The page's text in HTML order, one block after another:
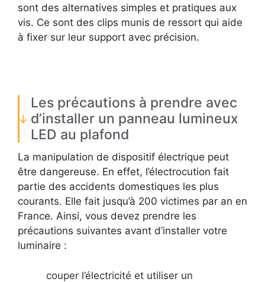
sont des alternatives simples et pratiques aux
vis. Ce sont des clips munis de ressort qui aide
à fixer sur leur support avec précision.
Les précautions à prendre avec
d’installer un panneau lumineux
LED au plafond
La manipulation de dispositif électrique peut
être dangereuse. En effet, l’électrocution fait
partie des accidents domestiques les plus
courants. Elle fait jusqu’à 200 victimes par an en
France. Ainsi, vous devez prendre les
précautions suivantes avant d’installer votre
luminaire :
couper l’électricité et utiliser un